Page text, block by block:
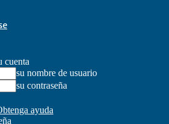
cuenta
su nombre de usuario
su contraseña
ayuda